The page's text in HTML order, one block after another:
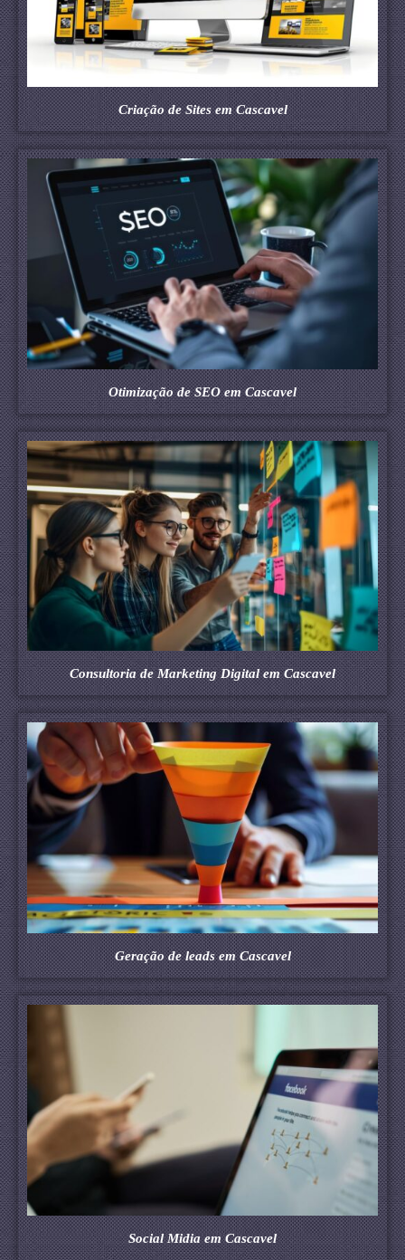
Criação de Sites em Cascavel
Otimização de SEO em Cascavel
Consultoria de Marketing Digital em Cascavel
Geração de leads em Cascavel
Social Midia em Cascavel